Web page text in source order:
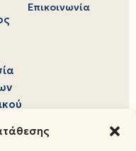
Επικοινωνία